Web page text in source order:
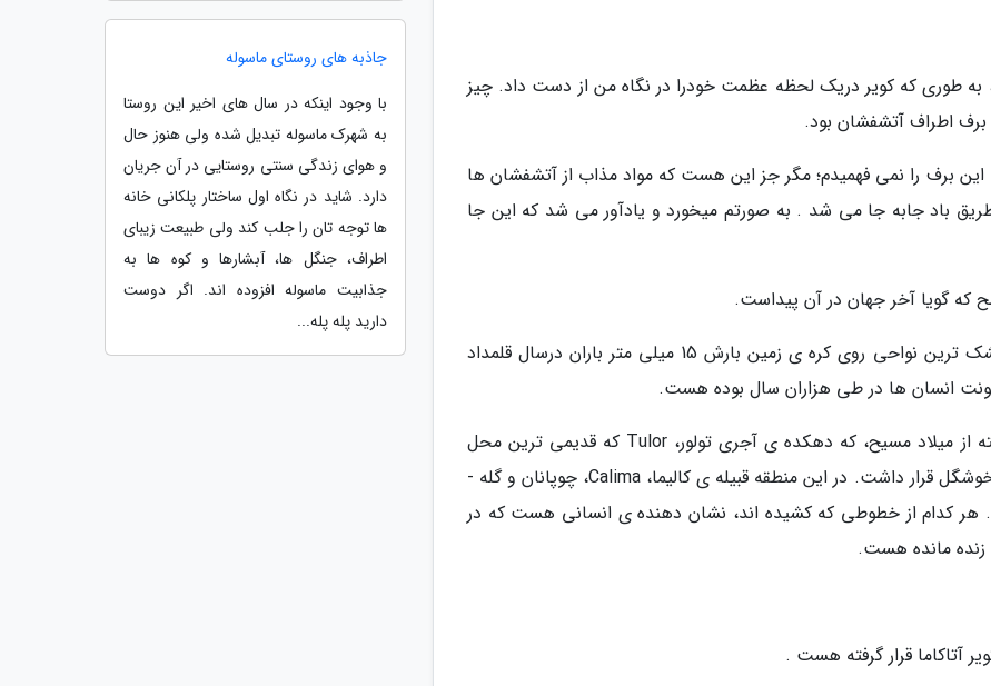
طوری که کویر دریک لحظه عظمت خودرا در نگاه من از دست داد. چیز
اطراف آتشفشان بود.
این برف را نمی فهمیدم؛ مگر جز این هست که مواد مذاب از آتشفشان ها
باد جابه جا می شد . به صورتم میخورد و یادآور می شد که این جا
که گویا آخر جهان در آن پیداست.
مساحت آن 78850 کیلومتر مربع بوده و یکی از خشک ترین نواحی روی کره ی زمین بارش 15 میلی متر باران درسال قلمداد
انسان ها در طی هزاران سال بوده هست.
داستان به خیلی قدیم باز می ­شود، به قرن 8 گذشته از میلاد مسیح، که دهکده­ ی آجری تولور، Tulor که قدیمی ­ترین محل
باستانی موجود در شیلی هست، در زیر این آسمان خوشگل قرار داشت. در این منطقه قبیله­ ی کالیما، Calima، چوپانان و گله ­
هر کدام از خطوطی که کشیده ­اند، نشان دهنده ­ی انسانی هست که در
مانده هست.
آتاکاما قرار گرفته هست .
جاذبه های روستای ماسوله
با وجود اینکه در سال های اخیر این روستا
به شهرک ماسوله تبدیل شده ولی هنوز حال
و هوای زندگی سنتی روستایی در آن جریان
دارد. شاید در نگاه اول ساختار پلکانی خانه
ها توجه تان را جلب کند ولی طبیعت زیبای
اطراف، جنگل ها، آبشارها و کوه ها به
جذابیت ماسوله افزوده اند. اگر دوست
دارید پله پله...